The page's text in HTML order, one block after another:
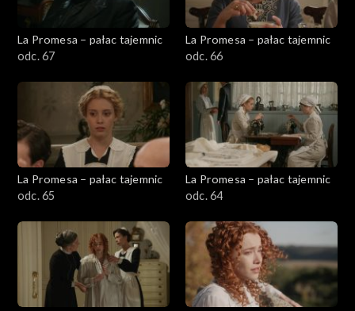
La Promesa – pałac tajemnic
odc. 67
La Promesa – pałac tajemnic
odc. 66
La Promesa – pałac tajemnic
odc. 65
La Promesa – pałac tajemnic
odc. 64